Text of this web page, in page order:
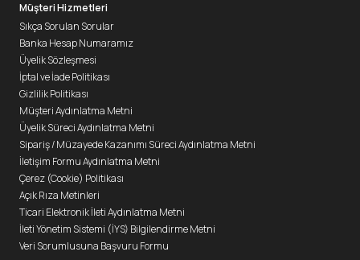
Müşteri Hizmetleri
Sıkça Sorulan Sorular
Banka Hesap Numaramız
Üyelik Sözleşmesi
İptal ve İade Politikası
Gizlilik Politikası
Müşteri Aydınlatma Metni
Üyelik Süreci Aydınlatma Metni
Sipariş / Müzayede Kazanımı Süreci Aydınlatma Metni
İletişim Formu Aydınlatma Metni
Çerez (Cookie) Politikası
Açık Rıza Metinleri
Ticari Elektronik İleti Aydınlatma Metni
İleti Yönetim Sistemi (İYS) Bilgilendirme Metni
Veri Sorumlusuna Başvuru Formu